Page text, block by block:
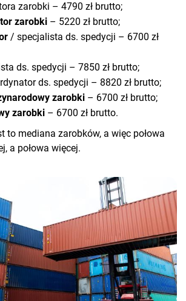
zarobki – 4790 zł brutto;
zarobki – 5220 zł brutto;
/ specjalista ds. spedycji – 6700 zł
ds. spedycji – 7850 zł brutto;
ds. spedycji – 8820 zł brutto;
zarobki – 6700 zł brutto;
zarobki – 6700 zł brutto.
to mediana zarobków, a więc połowa
a połowa więcej.